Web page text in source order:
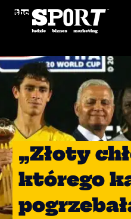
„Złoty
którego